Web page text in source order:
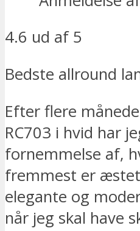
4.6 ud af 5
Bedste allround
Efter flere
RC703 i hvid har
fornemmelse af,
fremmest er
elegante og
når jeg skal have